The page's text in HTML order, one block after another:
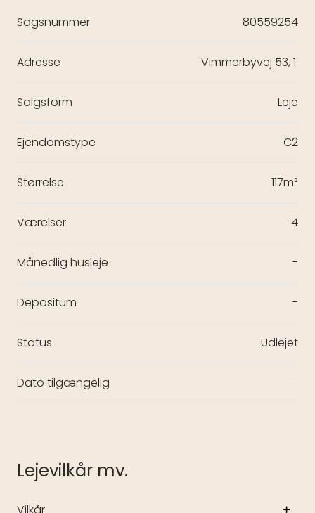
Sagsnummer 80559254
Adresse Vimmerbyvej 53, 1.
Salgsform Leje
Ejendomstype C2
Størrelse 117m²
Værelser 4
Månedlig husleje -
Depositum -
Status Udlejet
Dato tilgængelig -
Lejevilkår mv.
Vilkår